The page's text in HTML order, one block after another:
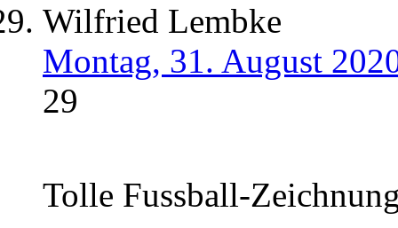
Wilfried Lembke
Montag, 31. August
29
Tolle Fussball-